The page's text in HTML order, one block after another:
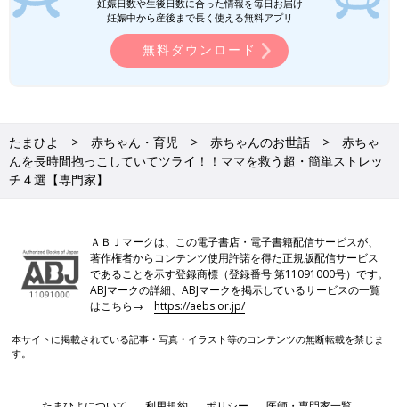
妊娠日数や生後日数に合った情報を毎日お届け
妊娠中から産後まで長く使える無料アプリ
無料ダウンロード
たまひよ 赤ちゃん・育児 赤ちゃんのお世話
赤ちゃ
んを長時間抱っこしていてツライ！！ママを救う超・簡単ストレッ
チ４選【専門家】
ＡＢＪマークは、この電子書店・電子書籍配信サービスが、
著作権者からコンテンツ使用許諾を得た正規版配信サービス
であることを示す登録商標（登録番号 第11091000号）です。
ABJマークの詳細、ABJマークを掲示しているサービスの一覧
はこちら→https://aebs.or.jp/
本サイトに掲載されている記事・写真・イラスト等のコンテンツの無断転載を禁じま
す。